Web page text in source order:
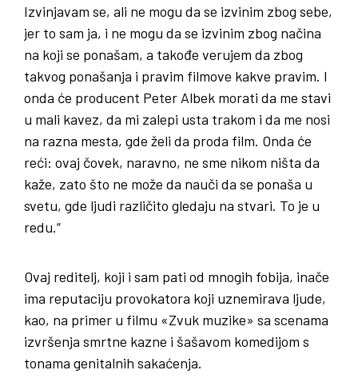
Izvinjavam se, ali ne mogu da se izvinim zbog sebe,
jer to sam ja, i ne mogu da se izvinim zbog načina
na koji se ponašam, a takođe verujem da zbog
takvog ponašanja i pravim filmove kakve pravim. I
onda će producent Peter Albek morati da me stavi
u mali kavez, da mi zalepi usta trakom i da me nosi
na razna mesta, gde želi da proda film. Onda će
reći: ovaj čovek, naravno, ne sme nikom ništa da
kaže, zato što ne može da nauči da se ponaša u
svetu, gde ljudi različito gledaju na stvari. To je u
redu.“
Ovaj reditelj, koji i sam pati od mnogih fobija, inače
ima reputaciju provokatora koji uznemirava ljude,
kao, na primer u filmu «Zvuk muzike» sa scenama
izvršenja smrtne kazne i šašavom komedijom s
tonama genitalnih sakaćenja.